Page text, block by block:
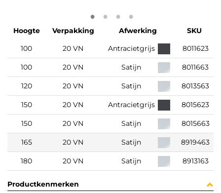
Hoogte Verpakking Afwerking
SKU
100
20 VN Antracietgrijs 8011623
100 20 VN Satijn 8011663
120 20 VN Satijn 8013563
150 20 VN Antracietgrijs 8015623
150 20 VN Satijn 8015663
165 20 VN Satijn 8919463
180 20 VN Satijn 8913163
Productkenmerken